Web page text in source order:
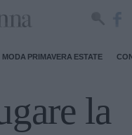
MODA PRIMAVERA ESTATE
la